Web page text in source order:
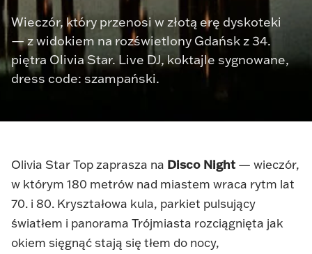
Wieczór, który przenosi w złotą erę dyskoteki
— z widokiem na rozświetlony Gdańsk z 34.
piętra Olivia Star. Live DJ, koktajle sygnowane,
dress code: szampański.
Olivia Star Top zaprasza na Disco Night — wieczór,
w którym 180 metrów nad miastem wraca rytm lat
70. i 80. Kryształowa kula, parkiet pulsujący
światłem i panorama Trójmiasta rozciągnięta jak
okiem sięgnąć stają się tłem do nocy,